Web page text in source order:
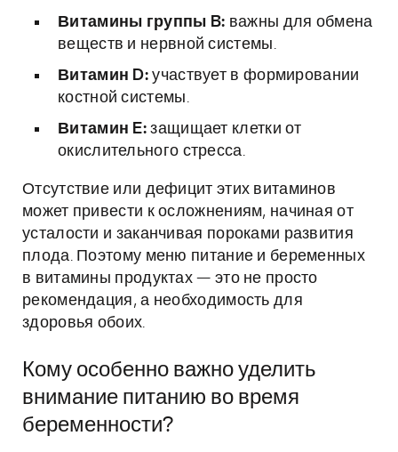
Витамины группы B: важны для обмена
веществ и нервной системы.
Витамин D: участвует в формировании
костной системы.
Витамин E: защищает клетки от
окислительного стресса.
Отсутствие или дефицит этих витаминов
может привести к осложнениям, начиная от
усталости и заканчивая пороками развития
плода. Поэтому меню питание и беременных
в витамины продуктах — это не просто
рекомендация, а необходимость для
здоровья обоих.
Кому особенно важно уделить
внимание питанию во время
беременности?